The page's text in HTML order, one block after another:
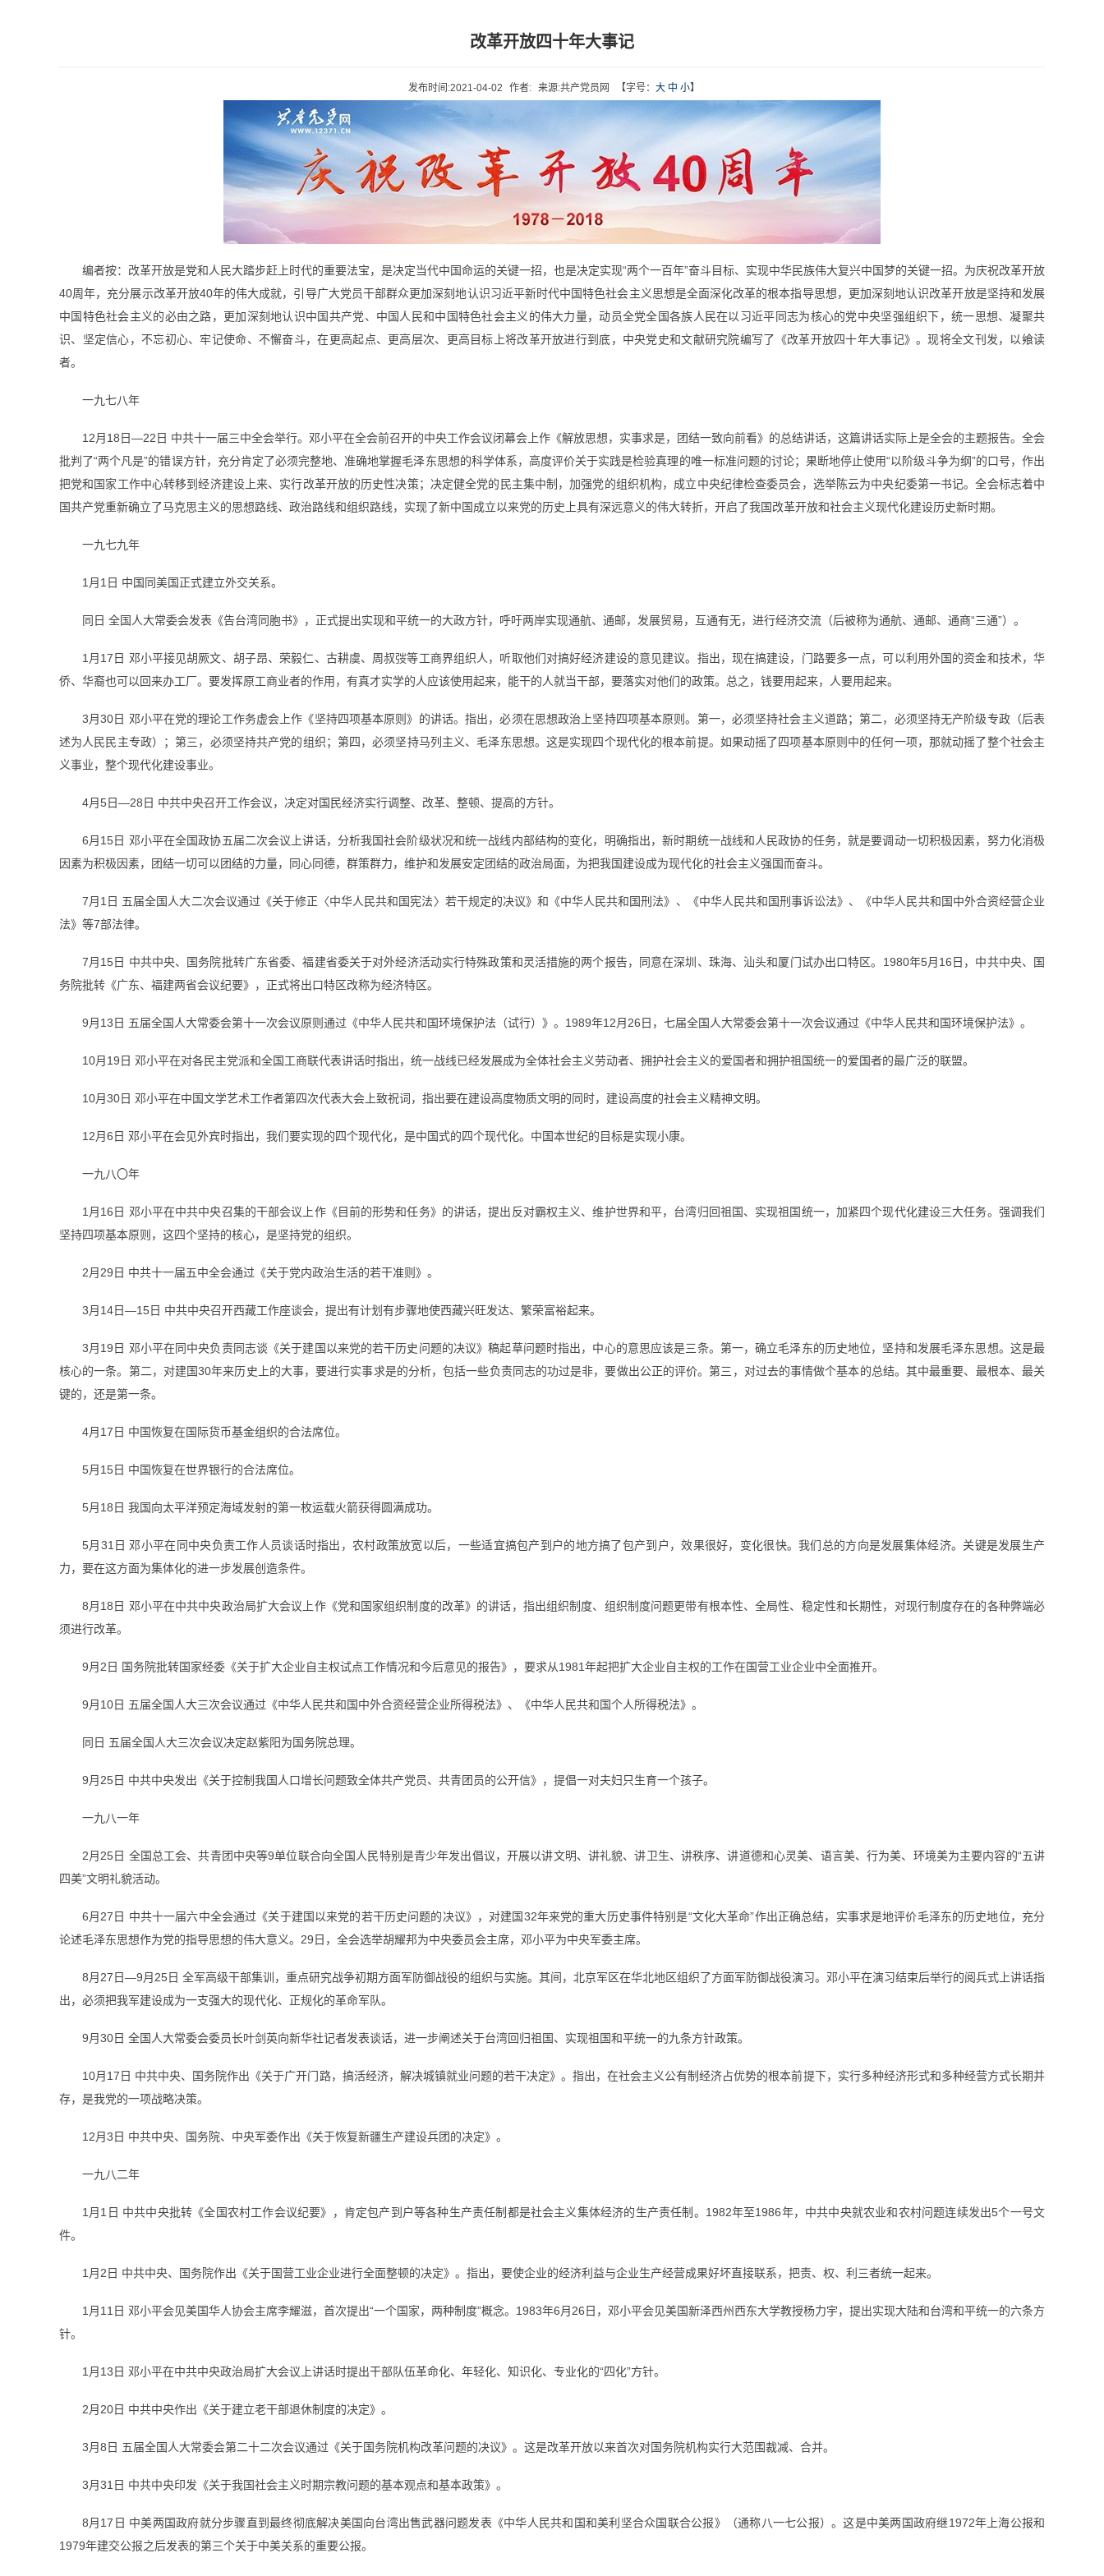
改革开放四十年大事记
发布时间:2021-04-02 作者: 来源:共产党员网 【字号： 大 中 小】
编者按：改革开放是党和人民大踏步赶上时代的重要法宝，是决定当代中国命运的关键一招，也是决定实现“两个一百年”奋斗目标、实现中华民族伟大复兴中国梦的关键一招。为庆祝改革开放
40周年，充分展示改革开放40年的伟大成就，引导广大党员干部群众更加深刻地认识习近平新时代中国特色社会主义思想是全面深化改革的根本指导思想，更加深刻地认识改革开放是坚持和发展
中国特色社会主义的必由之路，更加深刻地认识中国共产党、中国人民和中国特色社会主义的伟大力量，动员全党全国各族人民在以习近平同志为核心的党中央坚强组织下，统一思想、凝聚共
识、坚定信心，不忘初心、牢记使命、不懈奋斗，在更高起点、更高层次、更高目标上将改革开放进行到底，中央党史和文献研究院编写了《改革开放四十年大事记》。现将全文刊发，以飨读
者。
一九七八年
12月18日—22日 中共十一届三中全会举行。邓小平在全会前召开的中央工作会议闭幕会上作《解放思想，实事求是，团结一致向前看》的总结讲话，这篇讲话实际上是全会的主题报告。全会
批判了“两个凡是”的错误方针，充分肯定了必须完整地、准确地掌握毛泽东思想的科学体系，高度评价关于实践是检验真理的唯一标准问题的讨论；果断地停止使用“以阶级斗争为纲”的口号，作出
把党和国家工作中心转移到经济建设上来、实行改革开放的历史性决策；决定健全党的民主集中制，加强党的组织机构，成立中央纪律检查委员会，选举陈云为中央纪委第一书记。全会标志着中
国共产党重新确立了马克思主义的思想路线、政治路线和组织路线，实现了新中国成立以来党的历史上具有深远意义的伟大转折，开启了我国改革开放和社会主义现代化建设历史新时期。
一九七九年
1月1日 中国同美国正式建立外交关系。
同日 全国人大常委会发表《告台湾同胞书》，正式提出实现和平统一的大政方针，呼吁两岸实现通航、通邮，发展贸易，互通有无，进行经济交流（后被称为通航、通邮、通商“三通”）。
1月17日 邓小平接见胡厥文、胡子昂、荣毅仁、古耕虞、周叔弢等工商界组织人，听取他们对搞好经济建设的意见建议。指出，现在搞建设，门路要多一点，可以利用外国的资金和技术，华
侨、华裔也可以回来办工厂。要发挥原工商业者的作用，有真才实学的人应该使用起来，能干的人就当干部，要落实对他们的政策。总之，钱要用起来，人要用起来。
3月30日 邓小平在党的理论工作务虚会上作《坚持四项基本原则》的讲话。指出，必须在思想政治上坚持四项基本原则。第一，必须坚持社会主义道路；第二，必须坚持无产阶级专政（后表
述为人民民主专政）；第三，必须坚持共产党的组织；第四，必须坚持马列主义、毛泽东思想。这是实现四个现代化的根本前提。如果动摇了四项基本原则中的任何一项，那就动摇了整个社会主
义事业，整个现代化建设事业。
4月5日—28日 中共中央召开工作会议，决定对国民经济实行调整、改革、整顿、提高的方针。
6月15日 邓小平在全国政协五届二次会议上讲话，分析我国社会阶级状况和统一战线内部结构的变化，明确指出，新时期统一战线和人民政协的任务，就是要调动一切积极因素，努力化消极
因素为积极因素，团结一切可以团结的力量，同心同德，群策群力，维护和发展安定团结的政治局面，为把我国建设成为现代化的社会主义强国而奋斗。
7月1日 五届全国人大二次会议通过《关于修正〈中华人民共和国宪法〉若干规定的决议》和《中华人民共和国刑法》、《中华人民共和国刑事诉讼法》、《中华人民共和国中外合资经营企业
法》等7部法律。
7月15日 中共中央、国务院批转广东省委、福建省委关于对外经济活动实行特殊政策和灵活措施的两个报告，同意在深圳、珠海、汕头和厦门试办出口特区。1980年5月16日，中共中央、国
务院批转《广东、福建两省会议纪要》，正式将出口特区改称为经济特区。
9月13日 五届全国人大常委会第十一次会议原则通过《中华人民共和国环境保护法（试行）》。1989年12月26日，七届全国人大常委会第十一次会议通过《中华人民共和国环境保护法》。
10月19日 邓小平在对各民主党派和全国工商联代表讲话时指出，统一战线已经发展成为全体社会主义劳动者、拥护社会主义的爱国者和拥护祖国统一的爱国者的最广泛的联盟。
10月30日 邓小平在中国文学艺术工作者第四次代表大会上致祝词，指出要在建设高度物质文明的同时，建设高度的社会主义精神文明。
12月6日 邓小平在会见外宾时指出，我们要实现的四个现代化，是中国式的四个现代化。中国本世纪的目标是实现小康。
一九八〇年
1月16日 邓小平在中共中央召集的干部会议上作《目前的形势和任务》的讲话，提出反对霸权主义、维护世界和平，台湾归回祖国、实现祖国统一，加紧四个现代化建设三大任务。强调我们
坚持四项基本原则，这四个坚持的核心，是坚持党的组织。
2月29日 中共十一届五中全会通过《关于党内政治生活的若干准则》。
3月14日—15日 中共中央召开西藏工作座谈会，提出有计划有步骤地使西藏兴旺发达、繁荣富裕起来。
3月19日 邓小平在同中央负责同志谈《关于建国以来党的若干历史问题的决议》稿起草问题时指出，中心的意思应该是三条。第一，确立毛泽东的历史地位，坚持和发展毛泽东思想。这是最
核心的一条。第二，对建国30年来历史上的大事，要进行实事求是的分析，包括一些负责同志的功过是非，要做出公正的评价。第三，对过去的事情做个基本的总结。其中最重要、最根本、最关
键的，还是第一条。
4月17日 中国恢复在国际货币基金组织的合法席位。
5月15日 中国恢复在世界银行的合法席位。
5月18日 我国向太平洋预定海域发射的第一枚运载火箭获得圆满成功。
5月31日 邓小平在同中央负责工作人员谈话时指出，农村政策放宽以后，一些适宜搞包产到户的地方搞了包产到户，效果很好，变化很快。我们总的方向是发展集体经济。关键是发展生产
力，要在这方面为集体化的进一步发展创造条件。
8月18日 邓小平在中共中央政治局扩大会议上作《党和国家组织制度的改革》的讲话，指出组织制度、组织制度问题更带有根本性、全局性、稳定性和长期性，对现行制度存在的各种弊端必
须进行改革。
9月2日 国务院批转国家经委《关于扩大企业自主权试点工作情况和今后意见的报告》，要求从1981年起把扩大企业自主权的工作在国营工业企业中全面推开。
9月10日 五届全国人大三次会议通过《中华人民共和国中外合资经营企业所得税法》、《中华人民共和国个人所得税法》。
同日 五届全国人大三次会议决定赵紫阳为国务院总理。
9月25日 中共中央发出《关于控制我国人口增长问题致全体共产党员、共青团员的公开信》，提倡一对夫妇只生育一个孩子。
一九八一年
2月25日 全国总工会、共青团中央等9单位联合向全国人民特别是青少年发出倡议，开展以讲文明、讲礼貌、讲卫生、讲秩序、讲道德和心灵美、语言美、行为美、环境美为主要内容的“五讲
四美”文明礼貌活动。
6月27日 中共十一届六中全会通过《关于建国以来党的若干历史问题的决议》，对建国32年来党的重大历史事件特别是“文化大革命”作出正确总结，实事求是地评价毛泽东的历史地位，充分
论述毛泽东思想作为党的指导思想的伟大意义。29日，全会选举胡耀邦为中央委员会主席，邓小平为中央军委主席。
8月27日—9月25日 全军高级干部集训，重点研究战争初期方面军防御战役的组织与实施。其间，北京军区在华北地区组织了方面军防御战役演习。邓小平在演习结束后举行的阅兵式上讲话指
出，必须把我军建设成为一支强大的现代化、正规化的革命军队。
9月30日 全国人大常委会委员长叶剑英向新华社记者发表谈话，进一步阐述关于台湾回归祖国、实现祖国和平统一的九条方针政策。
10月17日 中共中央、国务院作出《关于广开门路，搞活经济，解决城镇就业问题的若干决定》。指出，在社会主义公有制经济占优势的根本前提下，实行多种经济形式和多种经营方式长期并
存，是我党的一项战略决策。
12月3日 中共中央、国务院、中央军委作出《关于恢复新疆生产建设兵团的决定》。
一九八二年
1月1日 中共中央批转《全国农村工作会议纪要》，肯定包产到户等各种生产责任制都是社会主义集体经济的生产责任制。1982年至1986年，中共中央就农业和农村问题连续发出5个一号文
件。
1月2日 中共中央、国务院作出《关于国营工业企业进行全面整顿的决定》。指出，要使企业的经济利益与企业生产经营成果好坏直接联系，把责、权、利三者统一起来。
1月11日 邓小平会见美国华人协会主席李耀滋，首次提出“一个国家，两种制度”概念。1983年6月26日，邓小平会见美国新泽西州西东大学教授杨力宇，提出实现大陆和台湾和平统一的六条方
针。
1月13日 邓小平在中共中央政治局扩大会议上讲话时提出干部队伍革命化、年轻化、知识化、专业化的“四化”方针。
2月20日 中共中央作出《关于建立老干部退休制度的决定》。
3月8日 五届全国人大常委会第二十二次会议通过《关于国务院机构改革问题的决议》。这是改革开放以来首次对国务院机构实行大范围裁减、合并。
3月31日 中共中央印发《关于我国社会主义时期宗教问题的基本观点和基本政策》。
8月17日 中美两国政府就分步骤直到最终彻底解决美国向台湾出售武器问题发表《中华人民共和国和美利坚合众国联合公报》（通称八一七公报）。这是中美两国政府继1972年上海公报和
1979年建交公报之后发表的第三个关于中美关系的重要公报。